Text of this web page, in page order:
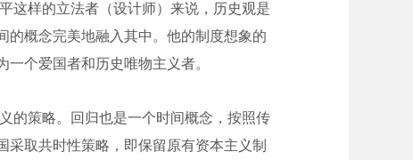
这样的立法者（设计师）来说，历史观是
的概念完美地融入其中。他的制度想象的
个爱国者和历史唯物主义者。
的策略。回归也是一个时间概念，按照传
取共时性策略，即保留原有资本主义制